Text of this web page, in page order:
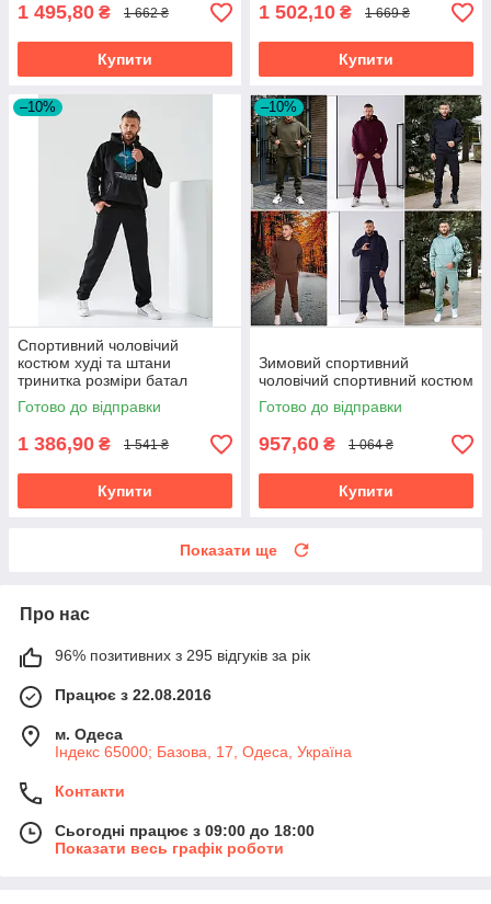
1 495,80 ₴ 1 662 ₴
Купити
1 502,10 ₴ 1 669 ₴
Купити
–10%
Спортивний чоловічий
костюм худі та штани
тринитка розміри батал
Готово до відправки
1 386,90 ₴ 1 541 ₴
Купити
–10%
Зимовий спортивний
чоловічий спортивний костюм
Готово до відправки
957,60 ₴ 1 064 ₴
Купити
Показати ще
Про нас
96% позитивних з 295 відгуків за рік
Працює з 22.08.2016
м. Одеса
Індекс 65000; Базова, 17, Одеса, Україна
Контакти
Сьогодні працює з 09:00 до 18:00
Показати весь графік роботи